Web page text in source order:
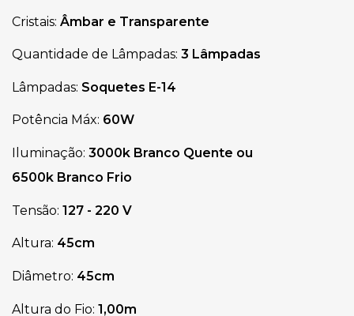
Cristais: Âmbar e Transparente
Quantidade de Lâmpadas: 3 Lâmpadas
Lâmpadas: Soquetes E-14
Potência Máx: 60W
Iluminação: 3000k Branco Quente ou
6500k Branco Frio
Tensão: 127 - 220 V
Altura: 45cm
Diâmetro: 45cm
Altura do Fio: 1,00m